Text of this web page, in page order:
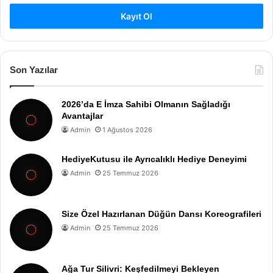
Kayıt Ol
Son Yazılar
2026’da E İmza Sahibi Olmanın Sağladığı
Avantajlar
Admin 1 Ağustos 2026
HediyeKutusu ile Ayrıcalıklı Hediye Deneyimi
Admin 25 Temmuz 2026
Size Özel Hazırlanan Düğün Dansı Koreografileri
Admin 25 Temmuz 2026
Ağa Tur Silivri: Keşfedilmeyi Bekleyen